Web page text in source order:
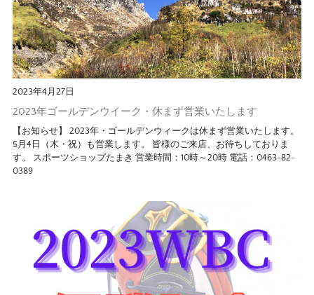
2023年4月27日
2023年ゴールデンウイーク・休まず営業いたします
【お知らせ】 2023年・ゴールデンウィークは休まず営業いたします。
5月4日（木・祝）も営業します。 皆様のご来店、お待ちしておりま
す。 スポーツショップたまき 営業時間：10時～20時 電話：0463-82-
0389